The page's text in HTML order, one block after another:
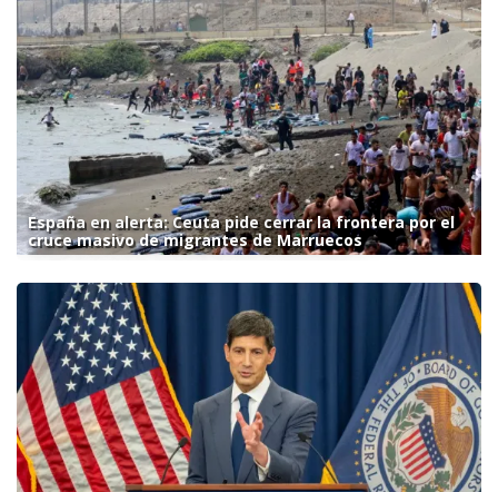
España en alerta: Ceuta pide cerrar la frontera por el
cruce masivo de migrantes de Marruecos